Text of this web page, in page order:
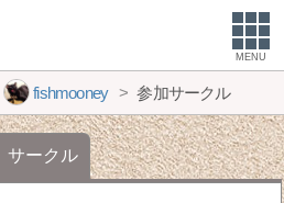
MENU
fishmooney 参加サークル
サークル